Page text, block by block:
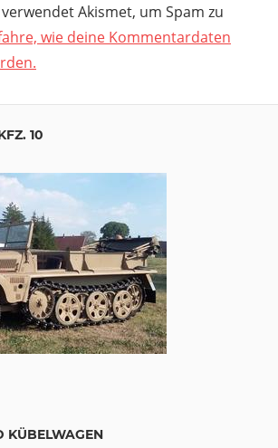
Akismet, um Spam zu
wie deine Kommentardaten
10
KÜBELWAGEN